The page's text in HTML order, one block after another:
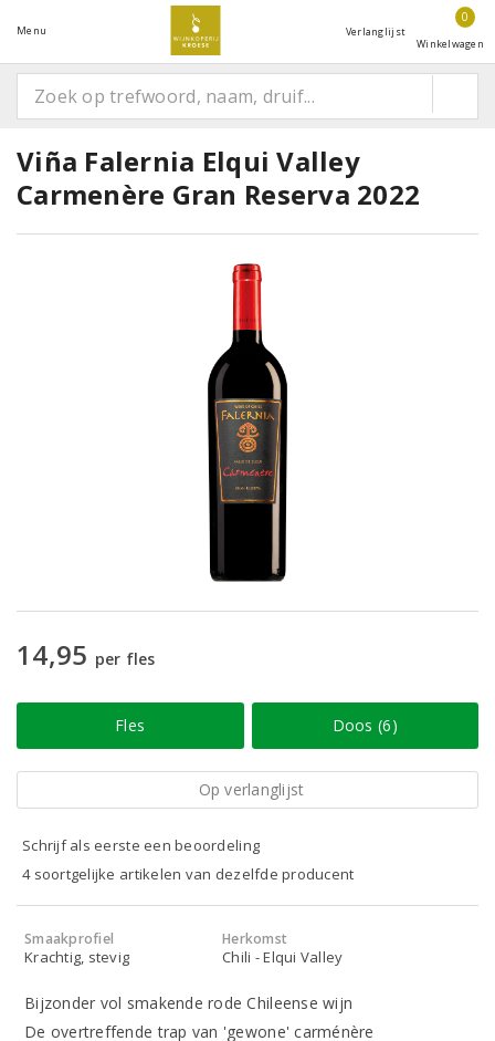
Menu Verlanglijst
0
Winkelwagen
Viña Falernia Elqui Valley
Carmenère Gran Reserva 2022
14,95 per fles
Fles Doos (6)
Op verlanglijst
Schrijf als eerste een beoordeling
4 soortgelijke artikelen van dezelfde producent
Smaakprofiel
Krachtig, stevig
Herkomst
Chili - Elqui Valley
Bijzonder vol smakende rode Chileense wijn
De overtreffende trap van 'gewone' carménère